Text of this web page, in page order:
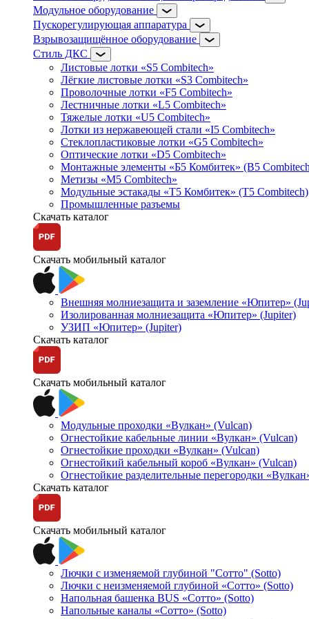
Модульное оборудование
Пускорегулирующая аппаратура
Взрывозащищённое оборудование
Стиль ДКС
Листовые лотки «S5 Combitech»
Лёгкие листовые лотки «S3 Combitech»
Проволочные лотки «F5 Combitech»
Лестничные лотки «L5 Combitech»
Тяжелые лотки «U5 Combitech»
Лотки из нержавеющей стали «I5 Combitech»
Стеклопластиковые лотки «G5 Combitech»
Оптические лотки «D5 Combitech»
Монтажные элементы «Б5 Комбитек» (B5
Метизы «M5 Combitech»
Модульные эстакады «Т5 Комбитек» (T5 Combitech)
Промышленные разъемы
Скачать каталог
Скачать мобильный каталог
Внешняя молниезащита и заземление «Юпитер»
Изолированная молниезащита «Юпитер» (Jupiter)
УЗИП «Юпитер» (Jupiter)
Скачать каталог
Скачать мобильный каталог
Модульные проходки «Вулкан» (Vulcan)
Огнестойкие кабельные линии «Вулкан» (Vulcan)
Огнестойкие проходки «Вулкан» (Vulcan)
Огнестойкий кабельный короб «Вулкан» (Vulcan)
Огнестойкие разделительные перегородки
Скачать каталог
Скачать мобильный каталог
Лючки с изменяемой глубиной "Сотто" (Sotto)
Лючки с неизменяемой глубиной «Сотто» (Sotto)
Напольная башенка BUS «Сотто» (Sotto)
Напольные каналы «Сотто» (Sotto)